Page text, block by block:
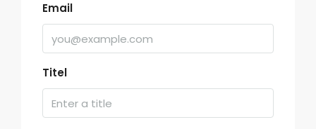
Email
Titel